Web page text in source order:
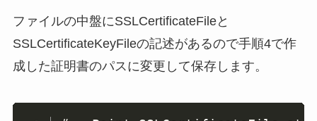
ファイルの中盤にSSLCertificateFileと
SSLCertificateKeyFileの記述があるので手順4で作
成した証明書のパスに変更して保存します。